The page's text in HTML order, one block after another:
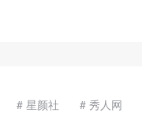
# 星颜社 # 秀人网